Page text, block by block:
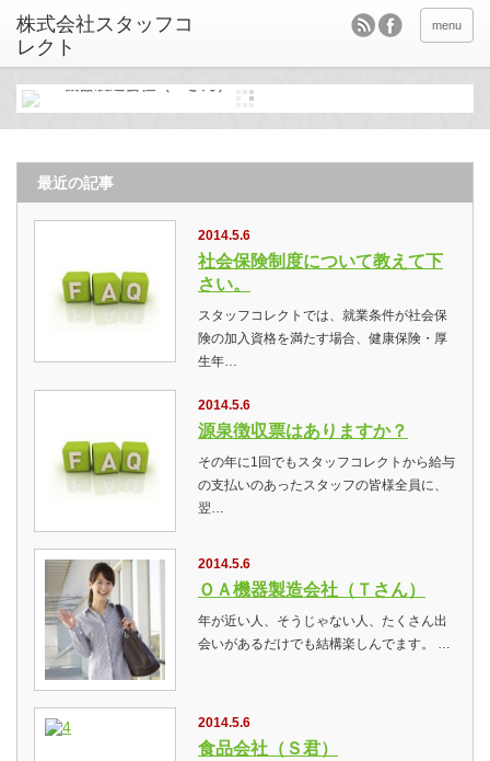
menu
ＯＡ機器製造会社（Ｔさん）
最近の記事
2014.5.6
社会保険制度について教えて下
さい。
スタッフコレクトでは、就業条件が社会保
険の加入資格を満たす場合、健康保険・厚
生年…
2014.5.6
源泉徴収票はありますか？
その年に1回でもスタッフコレクトから給与
の支払いのあったスタッフの皆様全員に、
翌…
2014.5.6
ＯＡ機器製造会社（Ｔさん）
年が近い人、そうじゃない人、たくさん出
会いがあるだけでも結構楽しんでます。 …
2014.5.6
食品会社（Ｓ君）